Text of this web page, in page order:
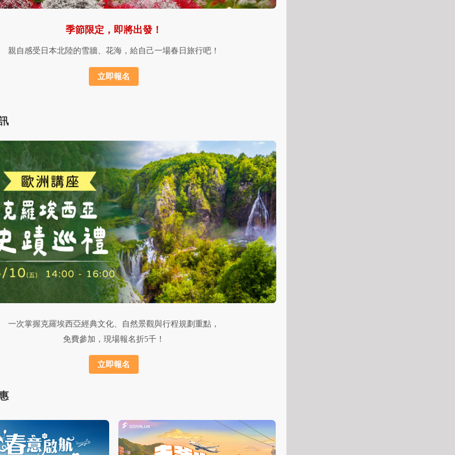
季節限定，即將出發！
親自感受日本北陸的雪牆、花海，給自己一場春日旅行吧！
立即報名
一次掌握克羅埃西亞經典文化、自然景觀與行程規劃重點，
免費參加，現場報名折5千！
立即報名